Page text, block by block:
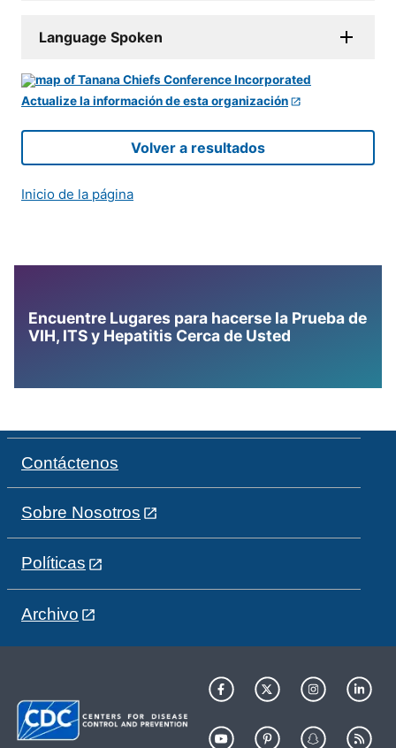
Language Spoken
Actualize la información de esta organización
Volver a resultados
Inicio de la página
Encuentre Lugares para hacerse la Prueba de
VIH, ITS y Hepatitis Cerca de Usted
Contáctenos
Sobre Nosotros
Políticas
Archivo